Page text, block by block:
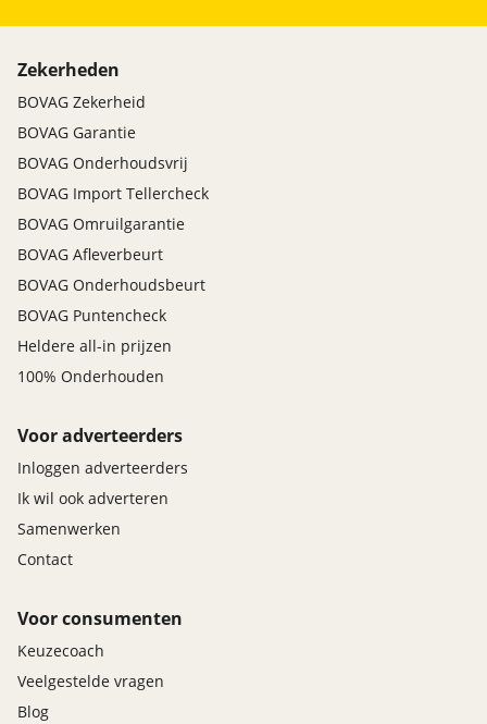
Zekerheden
BOVAG Zekerheid
BOVAG Garantie
BOVAG Onderhoudsvrij
BOVAG Import Tellercheck
BOVAG Omruilgarantie
BOVAG Afleverbeurt
BOVAG Onderhoudsbeurt
BOVAG Puntencheck
Heldere all-in prijzen
100% Onderhouden
Voor adverteerders
Inloggen adverteerders
Ik wil ook adverteren
Samenwerken
Contact
Voor consumenten
Keuzecoach
Veelgestelde vragen
Blog